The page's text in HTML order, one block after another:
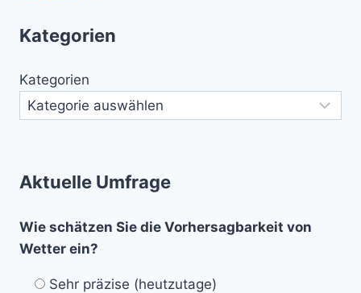
Kategorien
Kategorien
Aktuelle Umfrage
Wie schätzen Sie die Vorhersagbarkeit von
Wetter ein?
Sehr präzise (heutzutage)